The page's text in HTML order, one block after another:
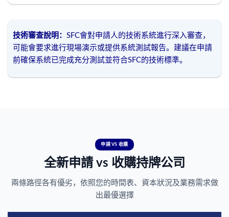
技術審查說明： SFC會對申請人的技術系統進行深入審查，
可能會要求進行現場演示或提供系統測試報告。建議在申請
前確保系統已完成充分測試並符合SFC的技術標準。
申請 VS 收購
全新申請 vs 收購持牌公司
兩條路徑各有優劣，依照您的時間表、資本狀況及業務需求做
出最優選擇